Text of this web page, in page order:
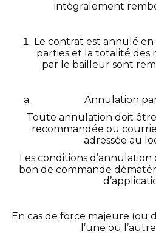
intégralement
Le contrat est annulé
parties et la totalité des
par le bailleur sont
Annulation
Toute annulation doit
recommandée ou
adressée au
Les conditions
bon de commande
En cas de force majeure (ou
l’une ou